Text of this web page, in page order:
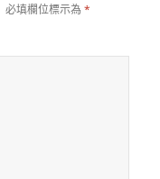
必填欄位標示為*